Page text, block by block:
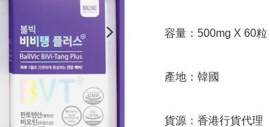
容量：500mg X 60粒
產地：韓國
貨源：香港行貨代理